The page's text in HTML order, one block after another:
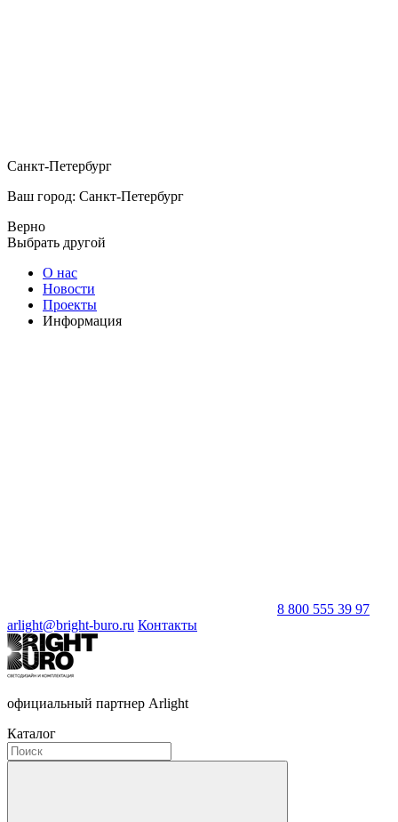
Санкт-Петербург
Ваш город: Санкт-Петербург
Верно
Выбрать другой
О нас
Новости
Проекты
Информация
8 800 555 39 97
arlight@bright-buro.ru Контакты
официальный партнер Arlight
Каталог